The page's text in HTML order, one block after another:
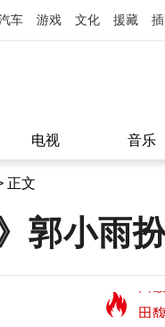
车 游戏 文化 援藏
电视 音乐
正文
郭小雨
田